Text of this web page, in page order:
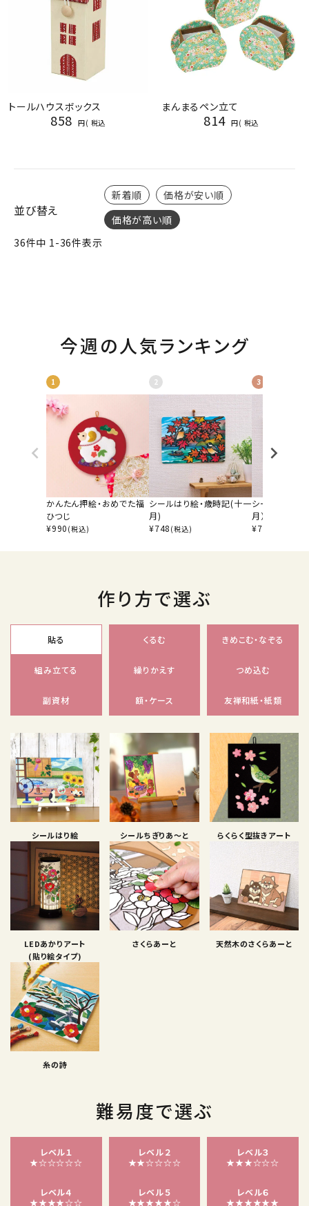
トールハウスボックス
858 税込
まんまるペン立て
814 税込
並び替え
新着順
価格が安い順
価格が高い順
36件中 1-36件表示
今週の人気ランキング
1
かんたん押絵・おめでた福
ひつじ
¥990 (税込)
2
シールはり絵・歳時記(十一
月)
¥748 (税込)
3
シールはり絵
月）
¥748
作り方で選ぶ
貼る くるむ きめこむ・なぞる
組み立てる 繰りかえす つめ込む
副資材 額・ケース 友禅和紙・紙類
シールはり絵 シールちぎりあ〜と らくらく型抜きアート
LEDあかりアート
(貼り絵タイプ)
さくらあーと 天然木のさくらあーと
糸の詩
難易度で選ぶ
レベル１
★☆☆☆☆☆
レベル２
★★☆☆☆☆
レベル３
★★★☆☆☆
レベル４
★★★★☆☆
レベル５
★★★★★☆
レベル６
★★★★★★